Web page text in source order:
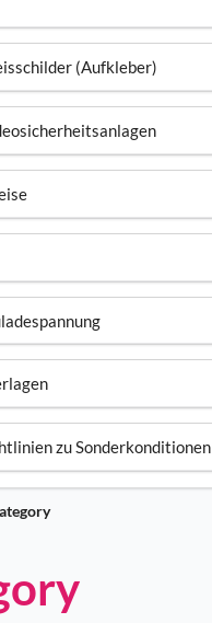
(Aufkleber)
zu Sonderkonditionen